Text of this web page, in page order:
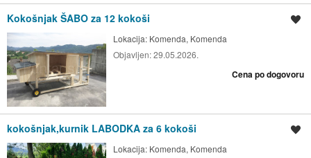
Kokošnjak ŠABO za 12 kokoši
Lokacija: Komenda, Komenda
Objavljen:29.05.2026.
Cena po dogovoru
kokošnjak,kurnik LABODKA za 6 kokoši
Lokacija: Komenda, Komenda